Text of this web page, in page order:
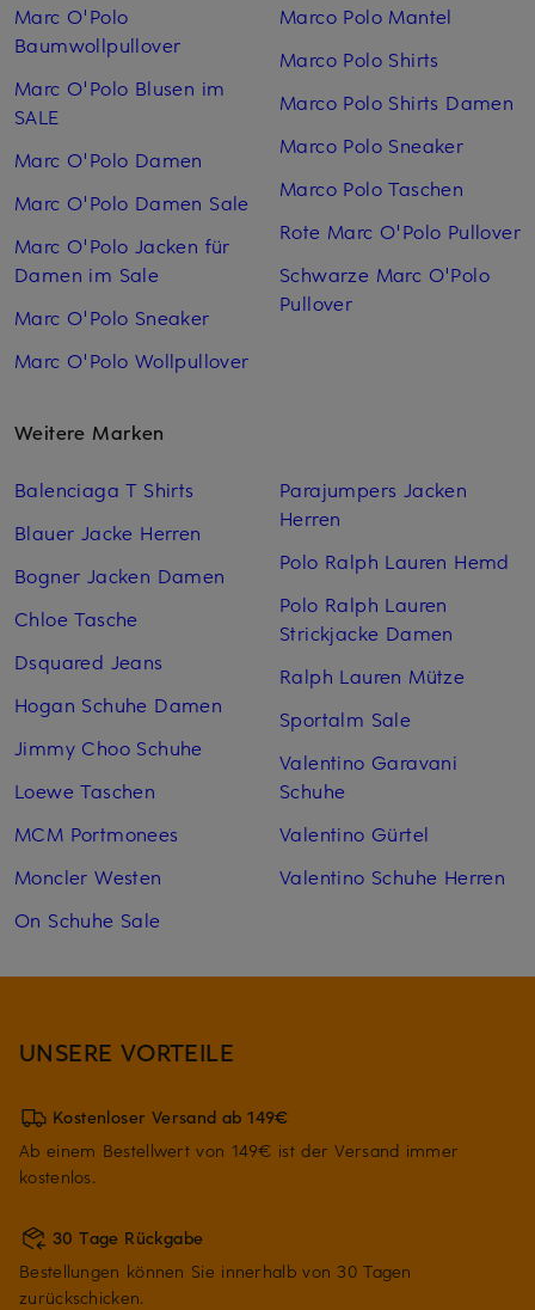
Marc O'Polo
Baumwollpullover
Marc O'Polo Blusen im
SALE
Marc O'Polo Damen
Marc O'Polo Damen Sale
Marc O'Polo Jacken für
Damen im Sale
Marc O'Polo Sneaker
Marc O'Polo Wollpullover
Marco Polo Mantel
Marco Polo Shirts
Marco Polo Shirts Damen
Marco Polo Sneaker
Marco Polo Taschen
Rote Marc O'Polo Pullover
Schwarze Marc O'Polo
Pullover
Weitere Marken
Balenciaga T Shirts
Blauer Jacke Herren
Bogner Jacken Damen
Chloe Tasche
Dsquared Jeans
Hogan Schuhe Damen
Jimmy Choo Schuhe
Loewe Taschen
MCM Portmonees
Moncler Westen
On Schuhe Sale
Parajumpers Jacken
Herren
Polo Ralph Lauren Hemd
Polo Ralph Lauren
Strickjacke Damen
Ralph Lauren Mütze
Sportalm Sale
Valentino Garavani
Schuhe
Valentino Gürtel
Valentino Schuhe Herren
UNSERE VORTEILE
Kostenloser Versand ab 149€
Ab einem Bestellwert von 149€ ist der Versand immer
kostenlos.
30 Tage Rückgabe
Bestellungen können Sie innerhalb von 30 Tagen
zurückschicken.